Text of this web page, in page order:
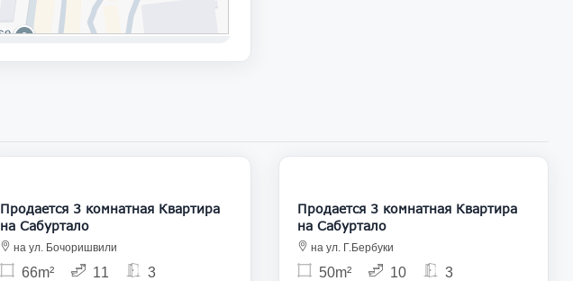
138 000
Продается 3 комнатная Квартира
на Сабуртало
на ул. Бочоришвили
66m² 11 3
137 000
Продается 3 комнатная Квартира
на Сабуртало
на ул. Г.Бербуки
50m² 10 3